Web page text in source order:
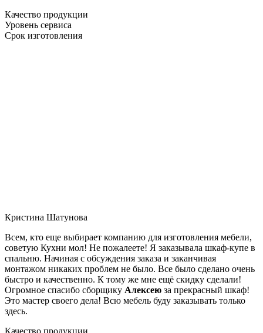
Качество продукции
Уровень сервиса
Срок изготовления
Кристина Шатунова
Всем, кто еще выбирает компанию для изготовления мебели,
советую Кухни мол! Не пожалеете! Я заказывала шкаф-купе в
спальню. Начиная с обсуждения заказа и заканчивая
монтажом никаких проблем не было. Все было сделано очень
быстро и качественно. К тому же мне ещё скидку сделали!
Огромное спасибо сборщику Алексею за прекрасный шкаф!
Это мастер своего дела! Всю мебель буду заказывать только
здесь.
Качество продукции